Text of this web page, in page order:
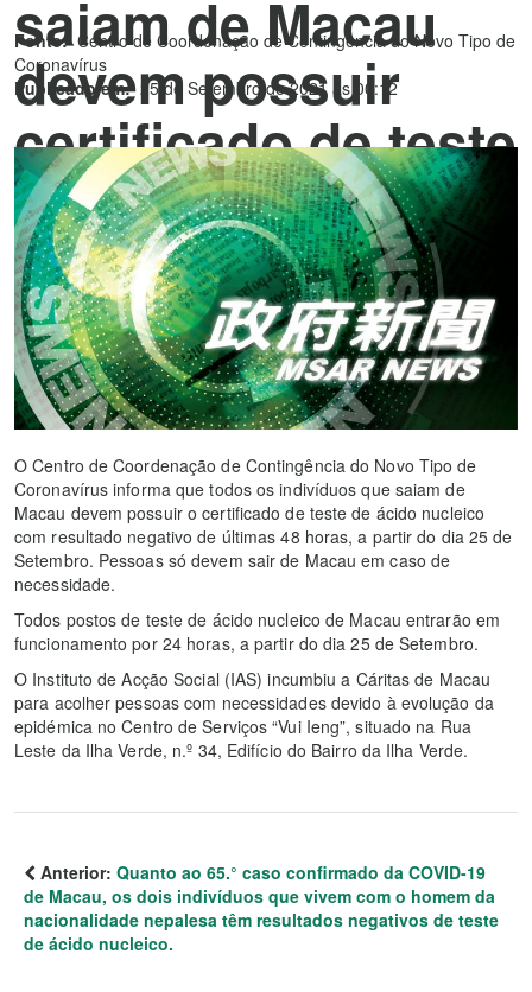
saiam de Macau
devem possuir
certificado de teste
de ácido nucleico
com resultado
negativo das
últimas 48 horas
Fonte: Centro de Coordenação de Contingência do Novo Tipo de
Coronavírus
Publicado em: 25 de Setembro de 2021 às 00:12
O Centro de Coordenação de Contingência do Novo Tipo de
Coronavírus informa que todos os indivíduos que saiam de
Macau devem possuir o certificado de teste de ácido nucleico
com resultado negativo de últimas 48 horas, a partir do dia 25 de
Setembro. Pessoas só devem sair de Macau em caso de
necessidade.
Todos postos de teste de ácido nucleico de Macau entrarão em
funcionamento por 24 horas, a partir do dia 25 de Setembro.
O Instituto de Acção Social (IAS) incumbiu a Cáritas de Macau
para acolher pessoas com necessidades devido à evolução da
epidémica no Centro de Serviços “Vui Ieng”, situado na Rua
Leste da Ilha Verde, n.º 34, Edifício do Bairro da Ilha Verde.
Anterior: Quanto ao 65.° caso confirmado da COVID-19
de Macau, os dois indivíduos que vivem com o homem da
nacionalidade nepalesa têm resultados negativos de teste
de ácido nucleico.